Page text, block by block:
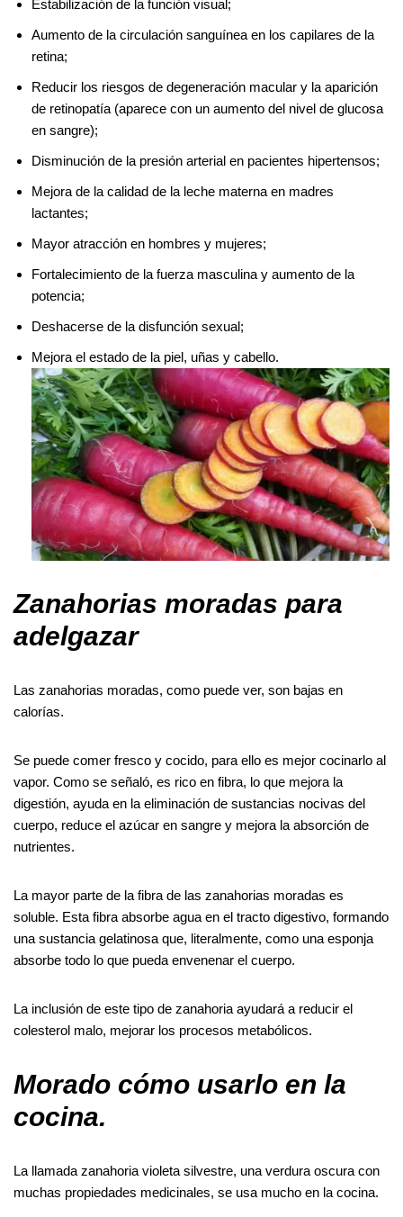
Estabilización de la función visual;
Aumento de la circulación sanguínea en los capilares de la
retina;
Reducir los riesgos de degeneración macular y la aparición
de retinopatía (aparece con un aumento del nivel de glucosa
en sangre);
Disminución de la presión arterial en pacientes hipertensos;
Mejora de la calidad de la leche materna en madres
lactantes;
Mayor atracción en hombres y mujeres;
Fortalecimiento de la fuerza masculina y aumento de la
potencia;
Deshacerse de la disfunción sexual;
Mejora el estado de la piel, uñas y cabello.
Zanahorias moradas para
adelgazar
Las zanahorias moradas, como puede ver, son bajas en
calorías.
Se puede comer fresco y cocido, para ello es mejor cocinarlo al
vapor. Como se señaló, es rico en fibra, lo que mejora la
digestión, ayuda en la eliminación de sustancias nocivas del
cuerpo, reduce el azúcar en sangre y mejora la absorción de
nutrientes.
La mayor parte de la fibra de las zanahorias moradas es
soluble. Esta fibra absorbe agua en el tracto digestivo, formando
una sustancia gelatinosa que, literalmente, como una esponja
absorbe todo lo que pueda envenenar el cuerpo.
La inclusión de este tipo de zanahoria ayudará a reducir el
colesterol malo, mejorar los procesos metabólicos.
Morado cómo usarlo en la
cocina.
La llamada zanahoria violeta silvestre, una verdura oscura con
muchas propiedades medicinales, se usa mucho en la cocina.